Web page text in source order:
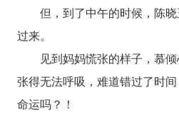
但，到了中午的时候，陈
过来。
见到妈妈慌张的样子，慕
张得无法呼吸，难道错过了时
命运吗？！